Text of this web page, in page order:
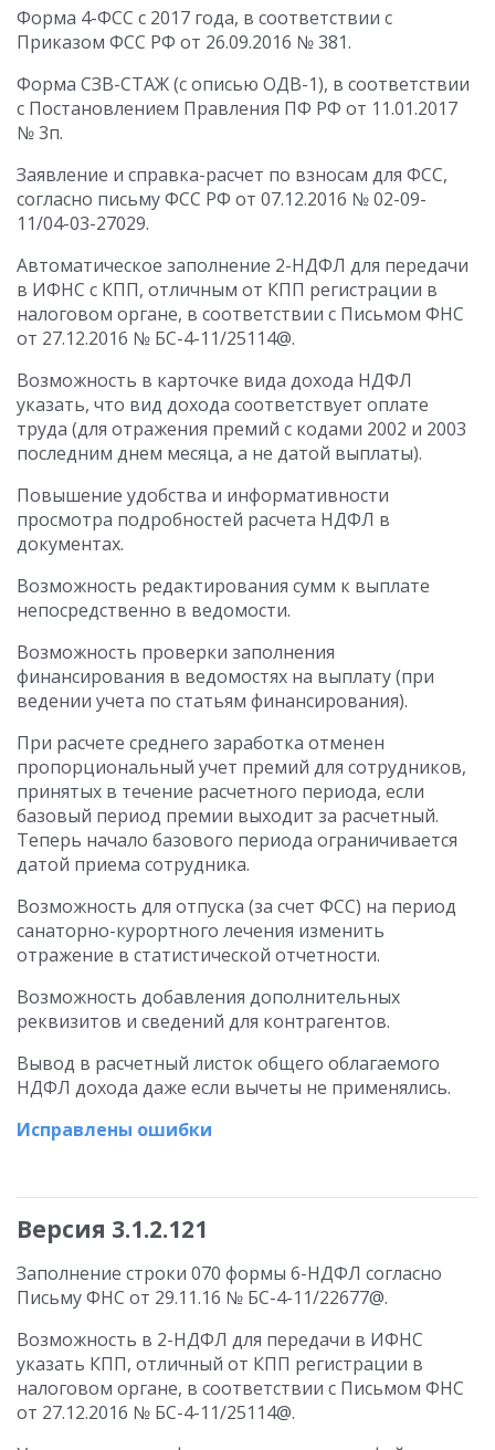
Форма 4-ФСС с 2017 года, в соответствии с
Приказом ФСС РФ от 26.09.2016 № 381.
Форма СЗВ-СТАЖ (с описью ОДВ-1), в соответствии
с Постановлением Правления ПФ РФ от 11.01.2017
№ 3п.
Заявление и справка-расчет по взносам для ФСС,
согласно письму ФСС РФ от 07.12.2016 № 02-09-
11/04-03-27029.
Автоматическое заполнение 2-НДФЛ для передачи
в ИФНС с КПП, отличным от КПП регистрации в
налоговом органе, в соответствии с Письмом ФНС
от 27.12.2016 № БС-4-11/25114@.
Возможность в карточке вида дохода НДФЛ
указать, что вид дохода соответствует оплате
труда (для отражения премий с кодами 2002 и 2003
последним днем месяца, а не датой выплаты).
Повышение удобства и информативности
просмотра подробностей расчета НДФЛ в
документах.
Возможность редактирования сумм к выплате
непосредственно в ведомости.
Возможность проверки заполнения
финансирования в ведомостях на выплату (при
ведении учета по статьям финансирования).
При расчете среднего заработка отменен
пропорциональный учет премий для сотрудников,
принятых в течение расчетного периода, если
базовый период премии выходит за расчетный.
Теперь начало базового периода ограничивается
датой приема сотрудника.
Возможность для отпуска (за счет ФСС) на период
санаторно-курортного лечения изменить
отражение в статистической отчетности.
Возможность добавления дополнительных
реквизитов и сведений для контрагентов.
Вывод в расчетный листок общего облагаемого
НДФЛ дохода даже если вычеты не применялись.
Исправлены ошибки
Версия 3.1.2.121
Заполнение строки 070 формы 6-НДФЛ согласно
Письму ФНС от 29.11.16 № БС-4-11/22677@.
Возможность в 2-НДФЛ для передачи в ИФНС
указать КПП, отличный от КПП регистрации в
налоговом органе, в соответствии с Письмом ФНС
от 27.12.2016 № БС-4-11/25114@.